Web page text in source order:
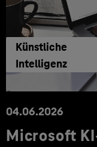
Künstliche
Intelligenz
04.06.2026
Microsoft